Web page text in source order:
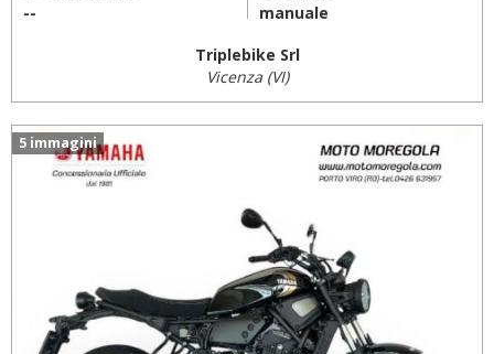
--
manuale
Triplebike Srl
Vicenza (VI)
5 immagini